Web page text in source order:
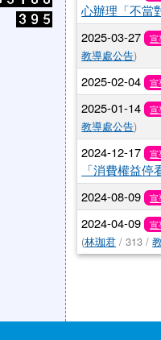
心辦理「不當
2025-03-27 宣
教導處公告)
2025-02-04 宣
2025-01-14 宣
教導處公告)
2024-12-17 宣
「消費權益停
2024-08-09 宣
2024-04-09 宣
(林珈君 / 313 /